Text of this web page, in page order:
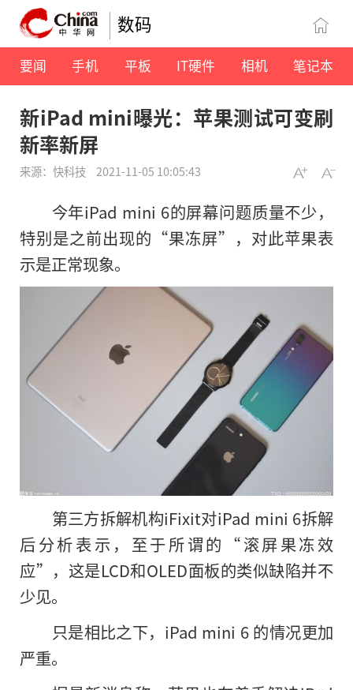
数码
要闻 手机 平板 IT硬件 相机 笔记本
新iPad mini曝光：苹果测试可变刷
新率新屏
来源：快科技 2021-11-05 10:05:43
今年iPad mini 6的屏幕问题质量不少，
特别是之前出现的“果冻屏”，对此苹果表
示是正常现象。
第三方拆解机构iFixit对iPad mini 6拆解
后分析表示，至于所谓的“滚屏果冻效
应”，这是LCD和OLED面板的类似缺陷并不
少见。
只是相比之下，iPad mini 6 的情况更加
严重。